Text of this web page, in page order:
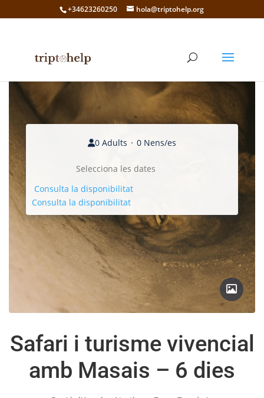
+34623260250 hola@triptohelp.org
0 Adults 0 Nens/es
Consulta la disponibilitat
Consulta la disponibilitat
Safari i turisme vivencial
amb Masais – 6 dies